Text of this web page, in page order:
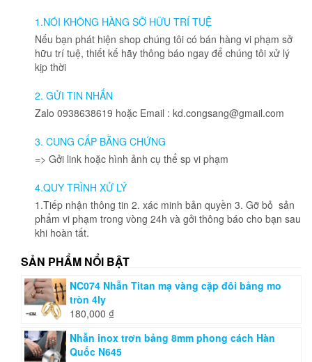
1.NÓI KHÔNG HÀNG SỠ HỮU TRÍ TUỆ
Nếu bạn phát hiện shop chúng tôi có bán hàng vi phạm sở
hữu trí tuệ, thiết kế hãy thông báo ngay để chúng tôi xử lý
kịp thời
2. GỬI TIN NHẮN
Zalo 0938638619 hoặc Email : kd.congsang@gmail.com
3. CUNG CẤP BẰNG CHỨNG
=> Gởi link hoặc hình ảnh cụ thể sp vi phạm
4.QUY TRÌNH XỬ LÝ
1.Tiếp nhận thông tin 2. xác minh bản quyền 3. Gỡ bỏ sản
phẩm vi phạm trong vòng 24h và gởi thông báo cho bạn sau
khi hoàn tất.
SẢN PHẨM NỔI BẬT
NC074 Nhẫn Titan mạ vàng cặp đôi bảng mo
tròn 4ly
180,000 ₫
Nhẫn inox trơn bảng 8mm phong cách Hàn
Quốc N645